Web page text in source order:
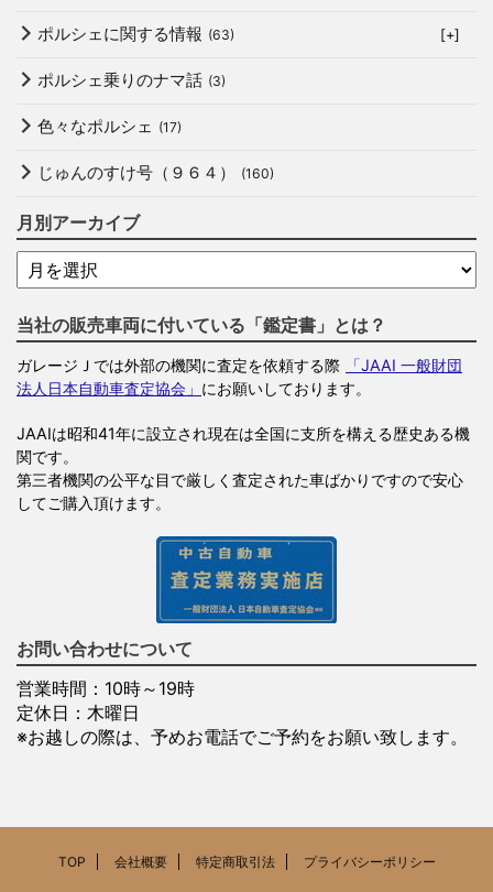
ポルシェに関する情報 (63) [+]
ポルシェ乗りのナマ話 (3)
色々なポルシェ (17)
じゅんのすけ号（９６４） (160)
月別アーカイブ
当社の販売車両に付いている「鑑定書」とは？
ガレージＪでは外部の機関に査定を依頼する際
「JAAI 一般財団
法人日本自動車査定協会」 にお願いしております。
JAAIは昭和41年に設立され現在は全国に支所を構える歴史ある機
関です。
第三者機関の公平な目で厳しく査定された車ばかりですので安心
してご購入頂けます。
お問い合わせについて
営業時間：10時～19時
定休日：木曜日
※お越しの際は、予めお電話でご予約をお願い致します。
TOP 会社概要 特定商取引法 プライバシーポリシー